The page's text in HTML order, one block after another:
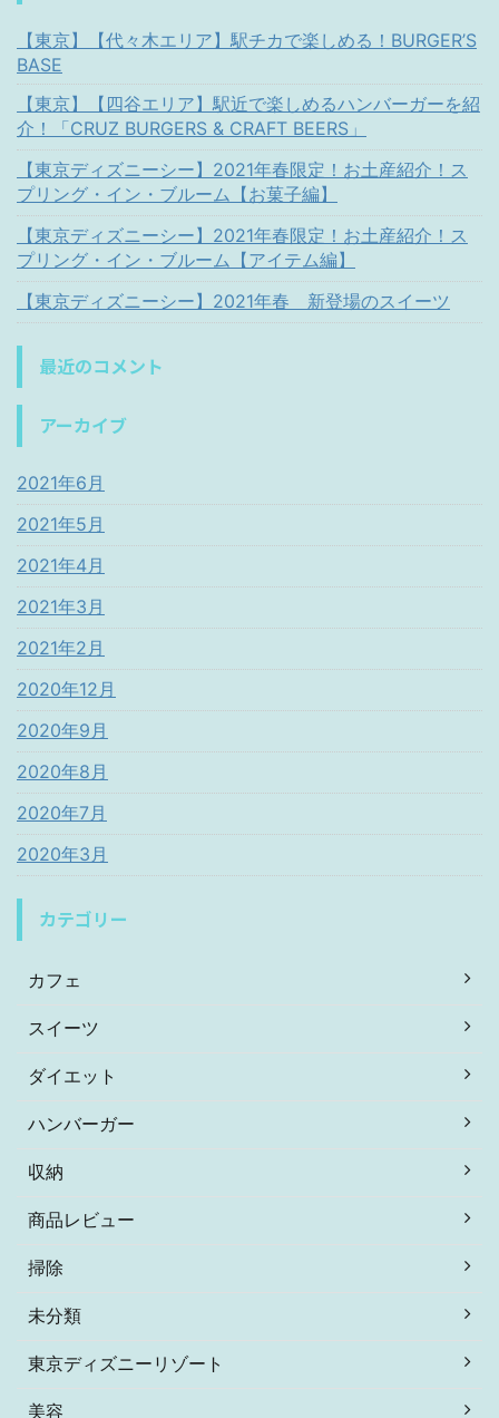
【東京】【代々木エリア】駅チカで楽しめる！BURGER’S
BASE
【東京】【四谷エリア】駅近で楽しめるハンバーガーを紹
介！「CRUZ BURGERS & CRAFT BEERS」
【東京ディズニーシー】2021年春限定！お土産紹介！ス
プリング・イン・ブルーム【お菓子編】
【東京ディズニーシー】2021年春限定！お土産紹介！ス
プリング・イン・ブルーム【アイテム編】
【東京ディズニーシー】2021年春 新登場のスイーツ
最近のコメント
アーカイブ
2021年6月
2021年5月
2021年4月
2021年3月
2021年2月
2020年12月
2020年9月
2020年8月
2020年7月
2020年3月
カテゴリー
カフェ
スイーツ
ダイエット
ハンバーガー
収納
商品レビュー
掃除
未分類
東京ディズニーリゾート
美容